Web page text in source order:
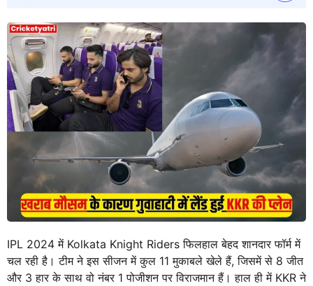
IPL 2024 में Kolkata Knight Riders फिलहाल बेहद शानदार फॉर्म में
चल रही है। टीम ने इस सीजन में कुल 11 मुकाबले खेले हैं, जिसमें से 8 जीत
और 3 हार के साथ वो नंबर 1 पोजीशन पर विराजमान हैं। हाल ही में KKR ने